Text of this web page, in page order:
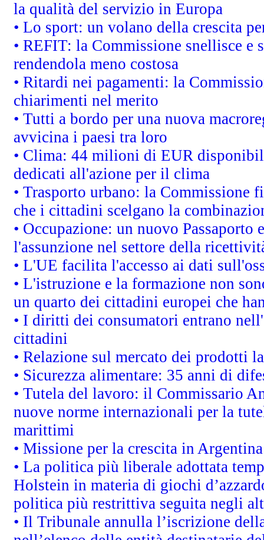
la qualità del servizio in Europa
• Lo sport: un volano della crescita
• REFIT: la Commissione snellisce
rendendola meno costosa
• Ritardi nei pagamenti: la
chiarimenti nel merito
• Tutti a bordo per una nuova
avvicina i paesi tra loro
• Clima: 44 milioni di EUR
dedicati all'azione per il clima
• Trasporto urbano: la Commissione
che i cittadini scelgano la
• Occupazione: un nuovo Passaporto
l'assunzione nel settore della
• L'UE facilita l'accesso ai dati
• L'istruzione e la formazione non
un quarto dei cittadini europei che
• I diritti dei consumatori entrano
cittadini
• Relazione sul mercato dei prodotti
• Sicurezza alimentare: 35 anni di
• Tutela del lavoro: il Commissario
nuove norme internazionali per la
marittimi
• Missione per la crescita in
• La politica più liberale adottata
Holstein in materia di giochi
politica più restrittiva seguita negli
• Il Tribunale annulla l’iscrizione